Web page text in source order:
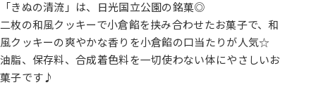
「きぬの清流」は、日光国立公園の銘菓◎
二枚の和風クッキーで小倉餡を挟み合わせたお菓子で、和
風クッキーの爽やかな香りを小倉餡の口当たりが人気☆
油脂、保存料、合成着色料を一切使わない体にやさしいお
菓子です♪